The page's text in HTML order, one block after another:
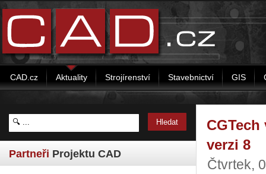
CAD.cz Aktuality Strojírenství Stavebnictví GIS
Partneři Projektu CAD
verzi 8
Čtvrtek,